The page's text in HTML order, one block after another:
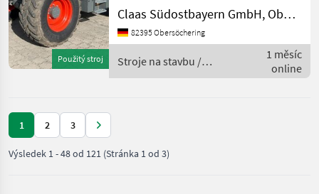
Použitý stroj
Anschluss Heck-
HundegangFür weitere
Informationen sprechen Sie
Deutsch;We speak
English.Der Preis ist f
Claas Südostbayern GmbH, Obersöchering
82395 Obersöchering
Stroje na stavbu /
Claas
1 měsíc
online
1 2 3
Výsledek 1-48od 121 (Stránka 1 od 3)